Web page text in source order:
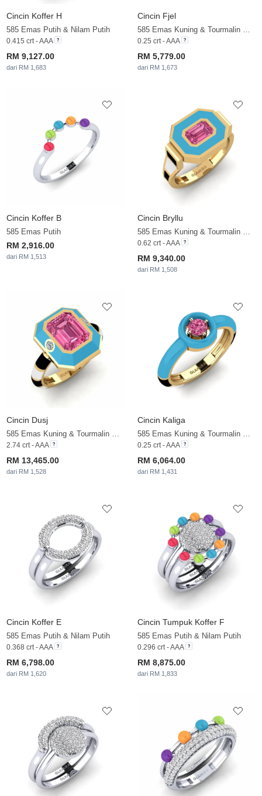
Cincin Koffer H
585 Emas Putih & Nilam Putih
0.415 crt - AAA
RM 9,127.00
dari RM 1,683
Cincin Fjel
0.25 crt - AAA
RM 5,779.00
dari RM 1,673
Cincin Koffer B
585 Emas Putih
RM 2,916.00
dari RM 1,513
Cincin Bryllu
0.62 crt - AAA
RM 9,340.00
dari RM 1,508
Cincin Dusj
2.74 crt - AAA
RM 13,465.00
dari RM 1,528
Cincin Kaliga
0.25 crt - AAA
RM 6,064.00
dari RM 1,431
Cincin Koffer E
585 Emas Putih & Nilam Putih
0.368 crt - AAA
RM 6,798.00
dari RM 1,620
Cincin Tumpuk Koffer F
585 Emas Putih & Nilam Putih
0.296 crt - AAA
RM 8,875.00
dari RM 1,833